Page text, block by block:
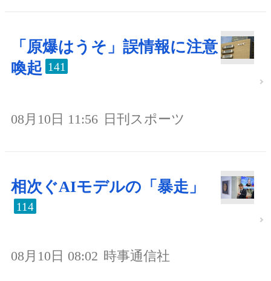
「原爆はうそ」誤情報に注意
喚起 141
08月10日 11:56 日刊スポーツ
相次ぐAIモデルの「暴走」
114
08月10日 08:02 時事通信社